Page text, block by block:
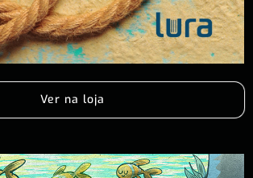
Ver na loja